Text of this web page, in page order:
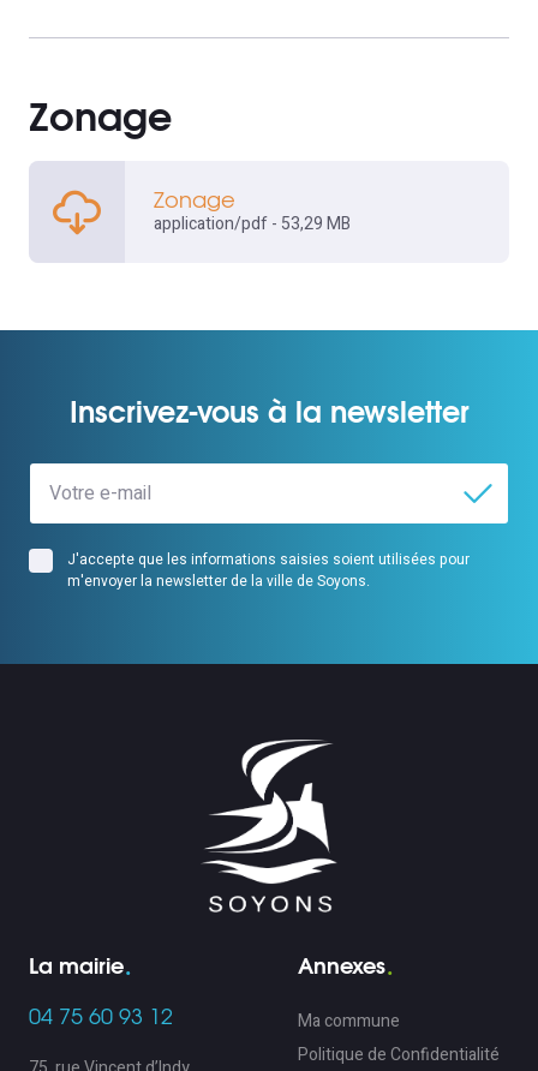
Zonage
Zonage
application/pdf - 53,29 MB
Inscrivez-vous à la newsletter
J'accepte que les informations saisies soient utilisées pour
m'envoyer la newsletter de la ville de Soyons.
La mairie
04 75 60 93 12
Annexes
Ma commune
Politique de Confidentialité